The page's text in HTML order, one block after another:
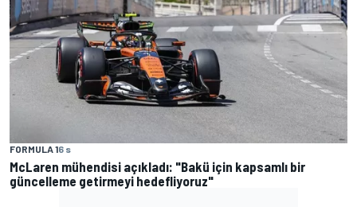
FORMULA 16 s
McLaren mühendisi açıkladı: "Bakü için kapsamlı bir
güncelleme getirmeyi hedefliyoruz"